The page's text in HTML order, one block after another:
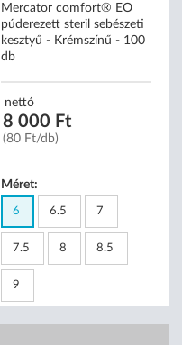
Mercator comfort® EO
púderezett steril sebészeti
kesztyű - Krémszínű - 100
db
nettó
8 000 Ft
(80 Ft/db)
Méret:
6 6.5 7
7.5 8 8.5
9